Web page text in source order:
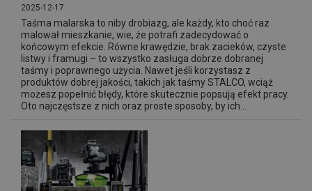
2025-12-17
Taśma malarska to niby drobiazg, ale każdy, kto choć raz
malował mieszkanie, wie, że potrafi zadecydować o
końcowym efekcie. Równe krawędzie, brak zacieków, czyste
listwy i framugi – to wszystko zasługa dobrze dobranej
taśmy i poprawnego użycia. Nawet jeśli korzystasz z
produktów dobrej jakości, takich jak taśmy STALCO, wciąż
możesz popełnić błędy, które skutecznie popsują efekt pracy.
Oto najczęstsze z nich oraz proste sposoby, by ich...